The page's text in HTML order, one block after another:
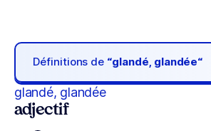
Définitions de “glandé, glandée“
glandé, glandée
adjectif